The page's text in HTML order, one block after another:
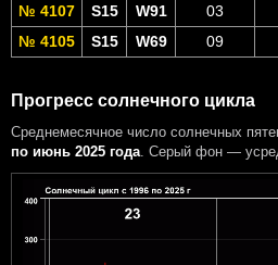
№ 4107
S15 W91 03
№ 4105
S15 W69 09
Прогресс солнечного цикла
Среднемесячное число солнечных
по июнь 2025 года . Серый фон —